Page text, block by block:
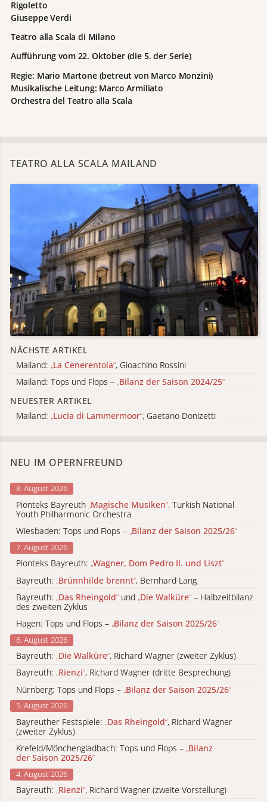
Rigoletto
Giuseppe Verdi
Teatro alla Scala di Milano
Aufführung vom 22. Oktober (die 5. der Serie)
Regie: Mario Martone (betreut von Marco Monzini)
Musikalische Leitung: Marco Armiliato
Orchestra del Teatro alla Scala
TEATRO ALLA SCALA MAILAND
NÄCHSTE ARTIKEL
Mailand: „La Cenerentola“, Gioachino Rossini
Mailand: Tops und Flops – „Bilanz der Saison 2024/25“
NEUESTER ARTIKEL
Mailand: „Lucia di Lammermoor“, Gaetano Donizetti
NEU IM OPERNFREUND
8. August 2026
Pionteks Bayreuth „Magische Musiken“, Turkish National
Youth Philharmonic Orchestra
Wiesbaden: Tops und Flops – „Bilanz der Saison 2025/26“
7. August 2026
Pionteks Bayreuth: „Wagner, Dom Pedro II. und Liszt“
Bayreuth: „Brünnhilde brennt“, Bernhard Lang
Bayreuth: „Das Rheingold“ und „Die Walküre“ – Halbzeitbilanz
des zweiten Zyklus
Hagen: Tops und Flops – „Bilanz der Saison 2025/26“
6. August 2026
Bayreuth: „Die Walküre“, Richard Wagner (zweiter Zyklus)
Bayreuth: „Rienzi“, Richard Wagner (dritte Besprechung)
Nürnberg: Tops und Flops – „Bilanz der Saison 2025/26“
5. August 2026
Bayreuther Festspiele: „Das Rheingold“, Richard Wagner
(zweiter Zyklus)
Krefeld/Mönchengladbach: Tops und Flops – „Bilanz
der Saison 2025/26“
4. August 2026
Bayreuth: „Rienzi“, Richard Wagner (zweite Vorstellung)